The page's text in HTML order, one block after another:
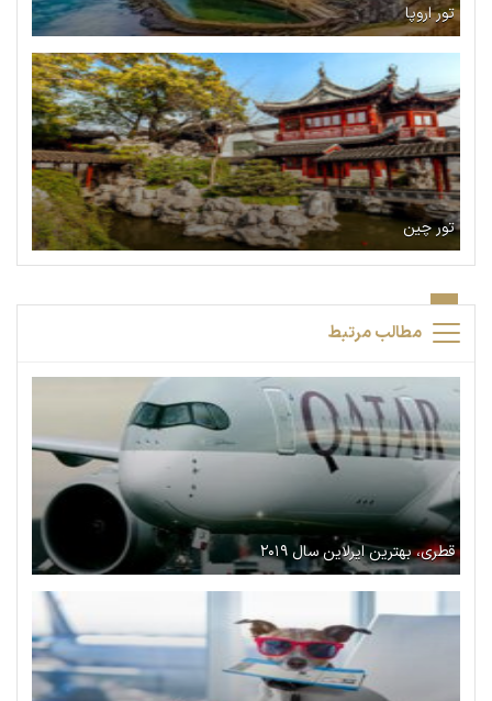
تور اروپا
تور چین
مطالب مرتبط
قطری، بهترین ایرلاین سال ۲۰۱۹